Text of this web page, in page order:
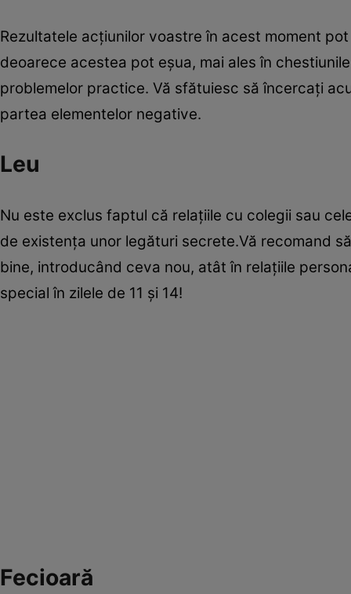
Rezultatele acţiunilor voastre în acest moment
deoarece acestea pot eşua, mai ales în
problemelor practice. Vă sfătuiesc să încercaţi
partea elementelor negative.
Leu
Nu este exclus faptul că relaţiile cu colegii sau
de existenţa unor legături secrete.Vă recomand
bine, introducând ceva nou, atât în relaţiile
special în zilele de 11 şi 14!
Fecioară